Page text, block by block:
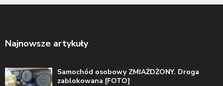
Najnowsze artykuły
Samochód osobowy ZMIAŻDŻONY. Droga
zablokowana [FOTO]